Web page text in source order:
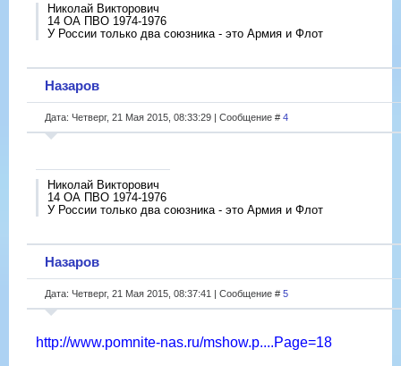
Николай Викторович
14 ОА ПВО 1974-1976
У России только два союзника - это Армия и Флот
Назаров
Дата: Четверг, 21 Мая 2015, 08:33:29 | Сообщение # 4
Николай Викторович
14 ОА ПВО 1974-1976
У России только два союзника - это Армия и Флот
Назаров
Дата: Четверг, 21 Мая 2015, 08:37:41 | Сообщение # 5
http://www.pomnite-nas.ru/mshow.p....Page=18